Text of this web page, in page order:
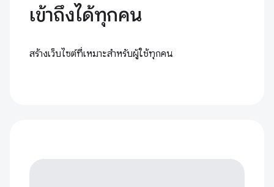
เข้าถึงได้ทุกคน
สร้างเว็บไซต์ที่เหมาะสำหรับผู้ใช้ทุกคน